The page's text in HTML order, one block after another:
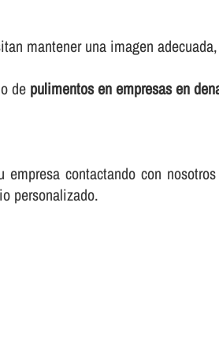
mantener una imagen
de pulimentos en empresas en
contactando con
personalizado.